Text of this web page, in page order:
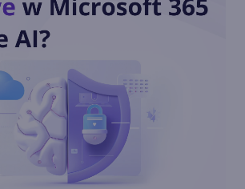
oficjalnie zaprezentowany
New Era of Work with Copilot
- Microsoft zapowiedział event
na 21 marca